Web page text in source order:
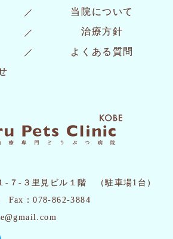
当院について
治療方針
よくある質問
-７-３里見ビル１階 （駐車場1台）
Fax：078-862-3884